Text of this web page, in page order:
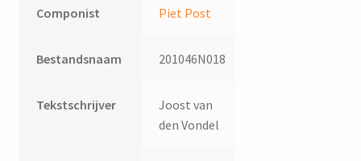
Componist Piet Post
Bestandsnaam 201046N018
Tekstschrijver
Joost van
den Vondel